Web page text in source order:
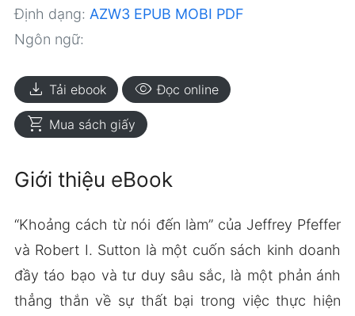
Định dạng: AZW3 EPUB MOBI PDF
Ngôn ngữ:
download Tải ebook visibility Đọc online
shopping_cart Mua sách giấy
Giới thiệu eBook
“Khoảng cách từ nói đến làm” của Jeffrey Pfeffer
và Robert I. Sutton là một cuốn sách kinh doanh
đầy táo bạo và tư duy sâu sắc, là một phản ánh
thẳng thắn về sự thất bại trong việc thực hiện